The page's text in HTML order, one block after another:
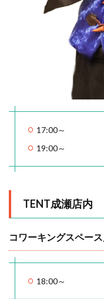
17:00～
19:00～
TENT成瀬店内
コワーキングスペー
18:00～